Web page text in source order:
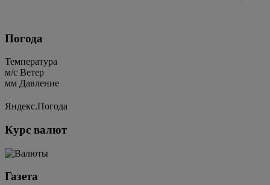
Погода
Температура
м/c Ветер
мм Давление
Яндекс.Погода
Курс валют
Газета